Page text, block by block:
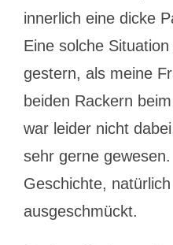
innerlich eine dicke
Eine solche
gestern, als meine
beiden Rackern
war leider nicht
sehr gerne
Geschichte,
ausgeschmückt.